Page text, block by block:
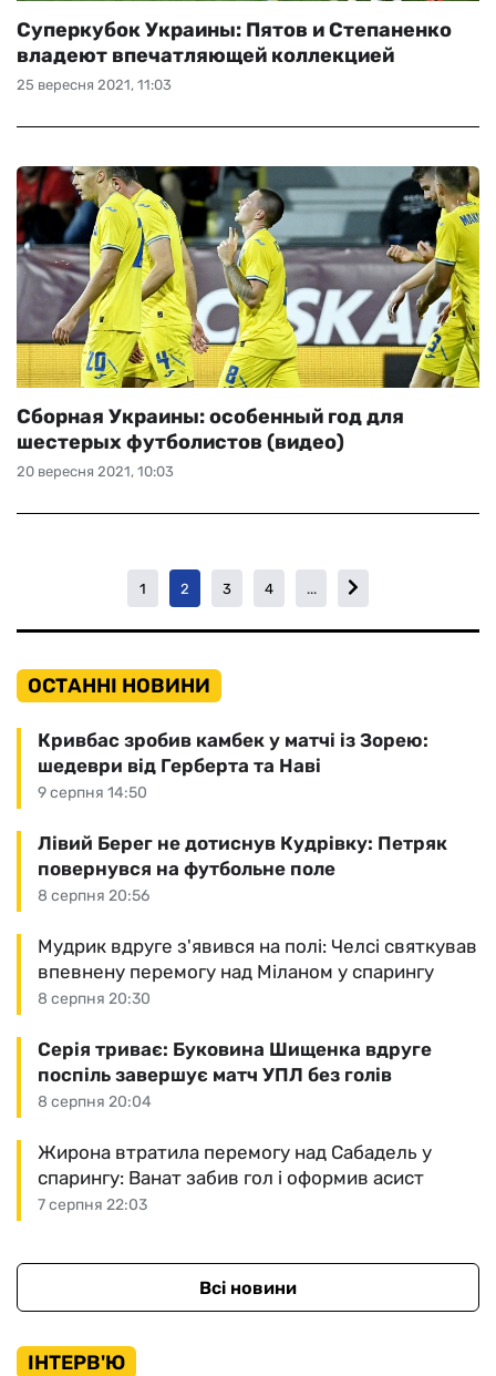
25 вересня 2021, 11:03
Суперкубок Украины: Пятов и Степаненко
владеют впечатляющей коллекцией
20 вересня 2021, 10:03
Сборная Украины: особенный год для
шестерых футболистов (видео)
1 2 3 4 ...
ОСТАННІ НОВИНИ
9 серпня 14:50
Кривбас зробив камбек у матчі із Зорею:
шедеври від Герберта та Наві
8 серпня 20:56
Лівий Берег не дотиснув Кудрівку: Петряк
повернувся на футбольне поле
8 серпня 20:30
Мудрик вдруге з'явився на полі: Челсі святкував
впевнену перемогу над Міланом у спарингу
8 серпня 20:04
Серія триває: Буковина Шищенка вдруге
поспіль завершує матч УПЛ без голів
7 серпня 22:03
Жирона втратила перемогу над Сабадель у
спарингу: Ванат забив гол і оформив асист
Всі новини
ІНТЕРВ'Ю